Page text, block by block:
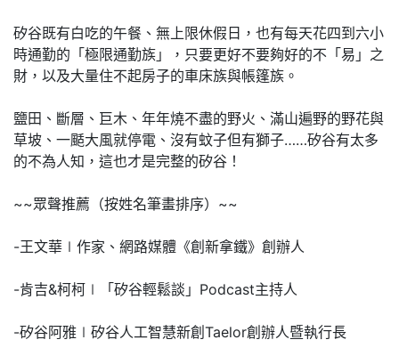
矽谷既有白吃的午餐、無上限休假日，也有每天花四到六小
時通勤的「極限通勤族」，只要更好不要夠好的不「易」之
財，以及大量住不起房子的車床族與帳篷族。
鹽田、斷層、巨木、年年燒不盡的野火、滿山遍野的野花與
草坡、一颳大風就停電、沒有蚊子但有獅子……矽谷有太多
的不為人知，這也才是完整的矽谷！
~~眾聲推薦（按姓名筆畫排序）~~
-王文華∣作家、網路媒體《創新拿鐵》創辦人
-肯吉&柯柯∣「矽谷輕鬆談」Podcast主持人
-矽谷阿雅∣矽谷人工智慧新創Taelor創辦人暨執行長